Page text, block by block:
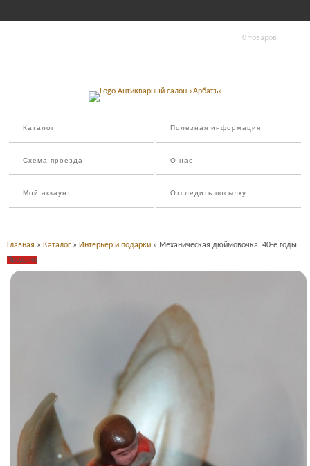
0 товаров
Каталог Полезная информация
Схема проезда О нас
Мой аккаунт Отследить посылку
Главная » Каталог » Интерьер и подарки » Механическая дюймовочка. 40-е годы
Продано